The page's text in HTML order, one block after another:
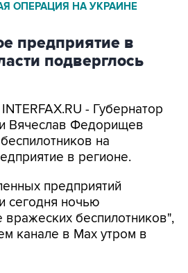
предприятие в
подверглось
- Губернатор
на
в регионе.
предприятий
беспилотников",
канале в Max утром в
идет ликвидация